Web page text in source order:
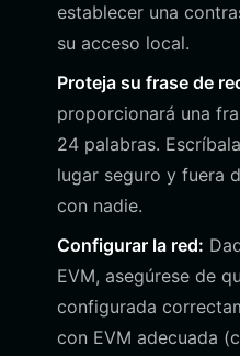
establecer una
su acceso local.
Proteja su frase de
proporcionará una
24 palabras.
lugar seguro y fuera
con nadie.
Configurar la red:
EVM, asegúrese de
configurada
con EVM adecuada